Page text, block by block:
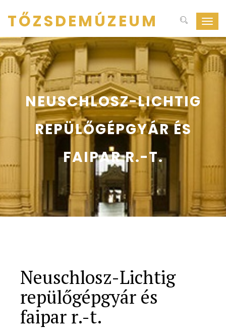
ki-
be
TŐZSDEMÚZEUM
NEUSCHLOSZ-LICHTIG
REPÜLŐGÉPGYÁR ÉS
FAIPAR R.-T.
Neuschlosz-Lichtig
repülőgépgyár és
faipar r.-t.